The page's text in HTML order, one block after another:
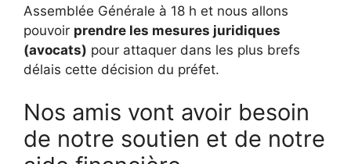
Assemblée Générale à 18 h et nous allons
pouvoir prendre les mesures juridiques
(avocats) pour attaquer dans les plus brefs
délais cette décision du préfet.
Nos amis vont avoir besoin
de notre soutien et de notre